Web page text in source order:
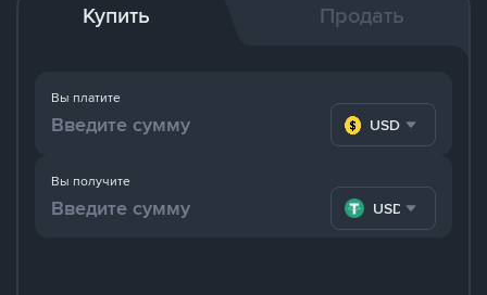
Купить Продать
Вы платите
USD
Вы получите
USDT